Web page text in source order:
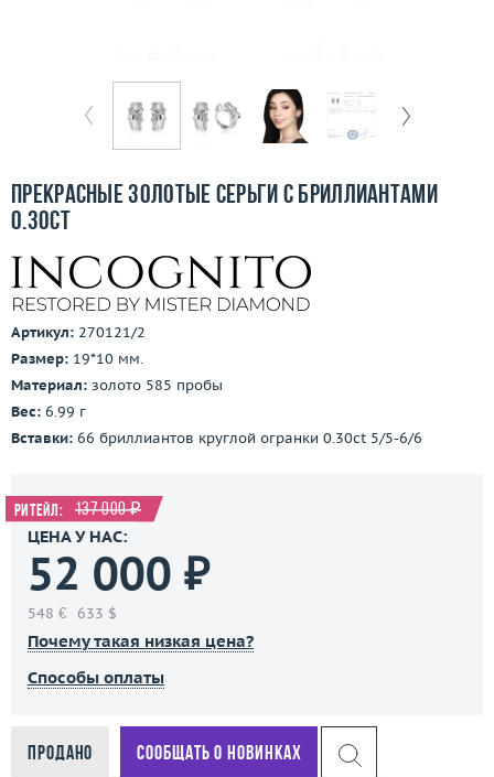
О компании
Контакты
3D-тур по шоуруму
Прекрасные золотые серьги с бриллиантами
0.30ct
Артикул: 270121/2
Размер: 19*10 мм.
Материал: золото 585 пробы
Вес: 6.99 г
Вставки: 66 бриллиантов круглой огранки 0.30ct 5/5-6/6
Ритейл: 137 000 ₽
ЦЕНА У НАС:
52 000 ₽
548 € 633 $
Почему такая низкая цена?
Способы оплаты
Продано Сообщать о новинках